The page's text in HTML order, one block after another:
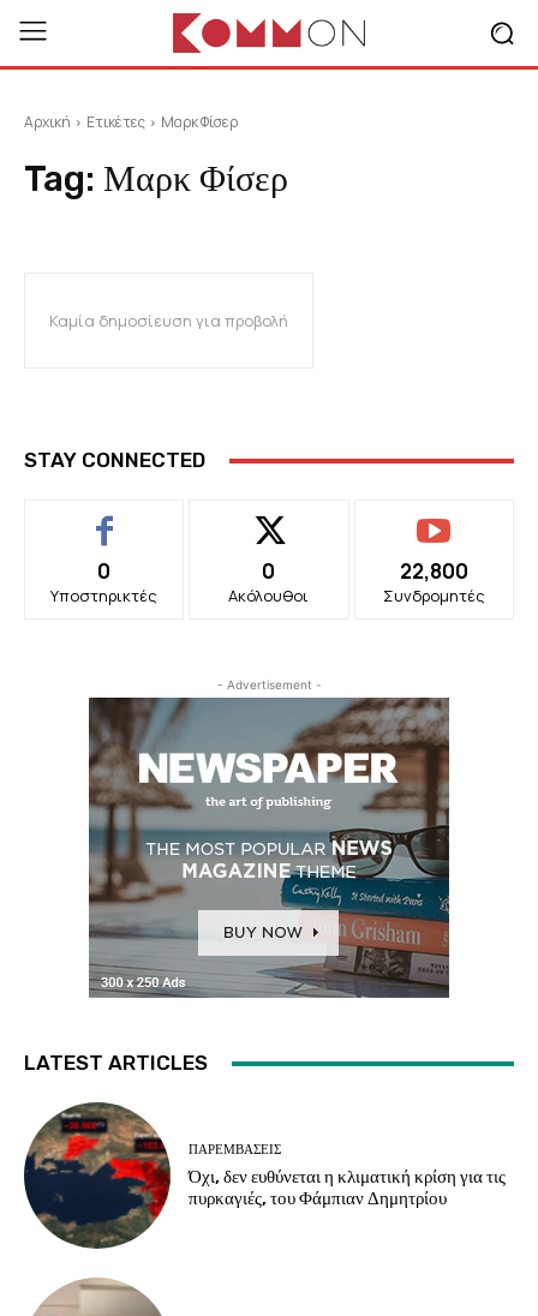
Αρχική Ετικέτες Μαρκ Φίσερ
Tag: Μαρκ Φίσερ
Καμία δημοσίευση για προβολή
STAY CONNECTED
0
Υποστηρικτές
0
Ακόλουθοι
22,800
Συνδρομητές
- Advertisement -
LATEST ARTICLES
ΠΑΡΕΜΒΑΣΕΙΣ
Όχι, δεν ευθύνεται η κλιματική κρίση για τις
πυρκαγιές, του Φάμπιαν Δημητρίου